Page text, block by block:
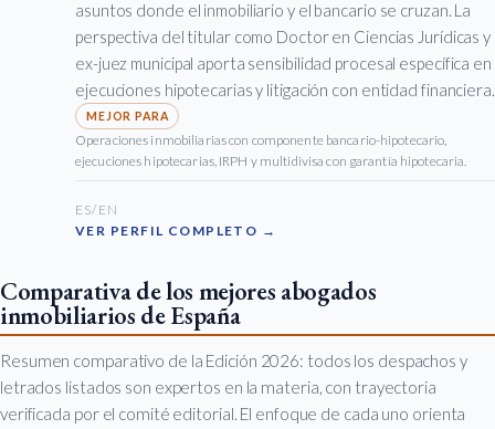
asuntos donde el inmobiliario y el bancario se cruzan. La
perspectiva del titular como Doctor en Ciencias Jurídicas y
ex-juez municipal aporta sensibilidad procesal específica en
ejecuciones hipotecarias y litigación con entidad financiera.
Operaciones inmobiliarias con componente bancario-hipotecario,
ejecuciones hipotecarias, IRPH y multidivisa con garantía hipotecaria.
ES/EN
VER PERFIL COMPLETO →
Comparativa de los mejores abogados
inmobiliarios de España
Resumen comparativo de la Edición 2026: todos los despachos y
letrados listados son expertos en la materia, con trayectoria
verificada por el comité editorial. El enfoque de cada uno orienta